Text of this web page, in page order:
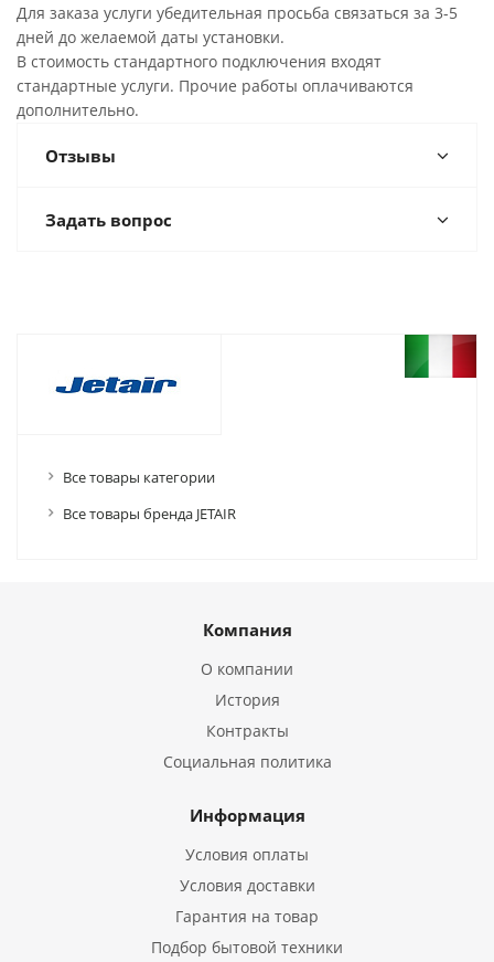
Для заказа услуги убедительная просьба связаться за 3-5
дней до желаемой даты установки.
В стоимость стандартного подключения входят
стандартные услуги. Прочие работы оплачиваются
дополнительно.
Отзывы
Задать вопрос
Все товары категории
Все товары бренда JETAIR
Компания
О компании
История
Контракты
Социальная политика
Информация
Условия оплаты
Условия доставки
Гарантия на товар
Подбор бытовой техники